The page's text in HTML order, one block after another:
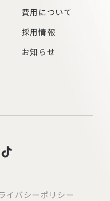
費用について
採用情報
お知らせ
イバシーポリシー